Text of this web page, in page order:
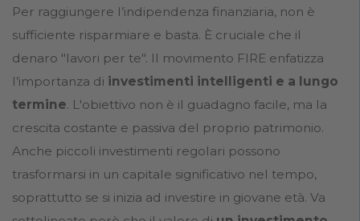
Per raggiungere l’indipendenza finanziaria, non è
sufficiente risparmiare e basta. È cruciale che il
denaro "lavori per te". Il movimento FIRE enfatizza
l’importanza di investimenti intelligenti e a lungo
termine. L'obiettivo non è il guadagno facile, ma la
crescita costante e passiva del proprio patrimonio.
Anche piccoli investimenti regolari possono
trasformarsi in un capitale significativo nel tempo,
soprattutto se si inizia ad investire in giovane età. Va